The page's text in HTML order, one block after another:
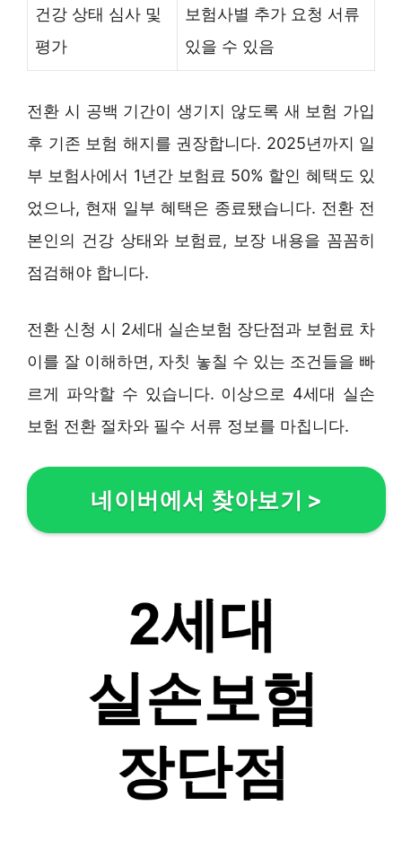
건강 상태 심사 및
평가
보험사별 추가 요청 서류
있을 수 있음
전환 시 공백 기간이 생기지 않도록 새 보험 가입
후 기존 보험 해지를 권장합니다. 2025년까지 일
부 보험사에서 1년간 보험료 50% 할인 혜택도 있
었으나, 현재 일부 혜택은 종료됐습니다. 전환 전
본인의 건강 상태와 보험료, 보장 내용을 꼼꼼히
점검해야 합니다.
전환 신청 시 2세대 실손보험 장단점과 보험료 차
이를 잘 이해하면, 자칫 놓칠 수 있는 조건들을 빠
르게 파악할 수 있습니다. 이상으로 4세대 실손
보험 전환 절차와 필수 서류 정보를 마칩니다.
네이버에서 찾아보기 >